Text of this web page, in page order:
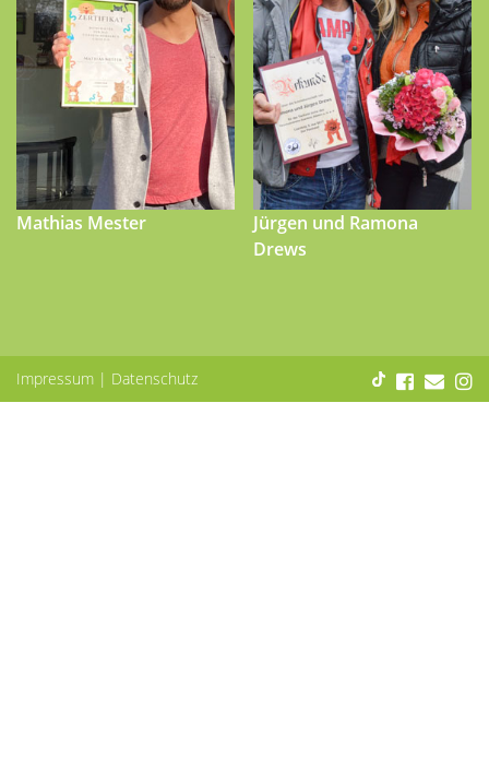
Mathias Mester
Jürgen und Ramona
Drews
Impressum | Datenschutz